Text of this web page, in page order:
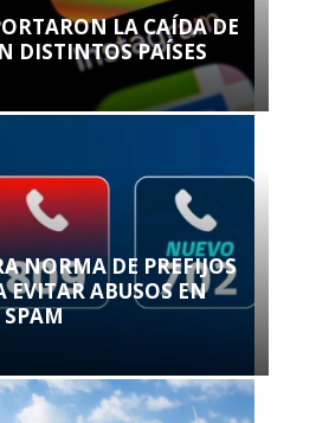
LA CAÍDA DE
DISTINTOS PAÍSES
NORMA DE PREFIJOS
EVITAR ABUSOS EN
SPAM